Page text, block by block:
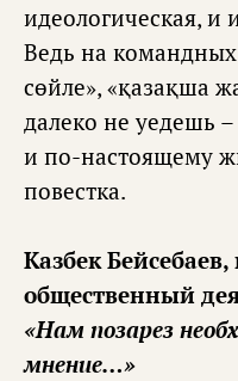
идеологическая, и
Ведь на
сөйле», «қазақша
далеко не уедешь
и по-настоящему
повестка.
Казбек Бейсебаев,
общественный
«Нам позарез
мнение…»